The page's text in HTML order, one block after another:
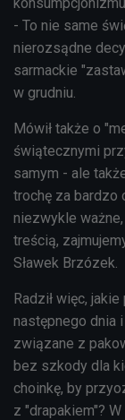
- To nie same
nierozsądne
sarmackie
w grudniu.
Mówił także o
świątecznymi
samym - ale
trochę za bardzo
niezwykle
treścią,
Sławek Brzózek.
Radził więc,
następnego dnia
związane z
bez szkody dla
choinkę, by
z "drapakiem"?